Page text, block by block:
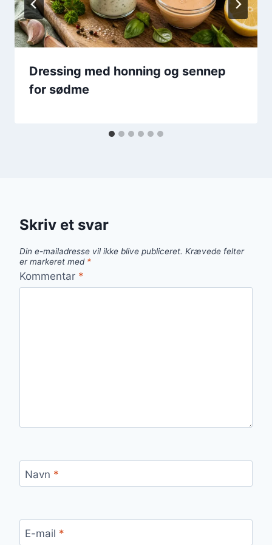
Dressing med honning og sennep
for sødme
Skriv et svar
Din e-mailadresse vil ikke blive publiceret. Krævede felter
er markeret med *
Kommentar *
Navn *
E-mail *